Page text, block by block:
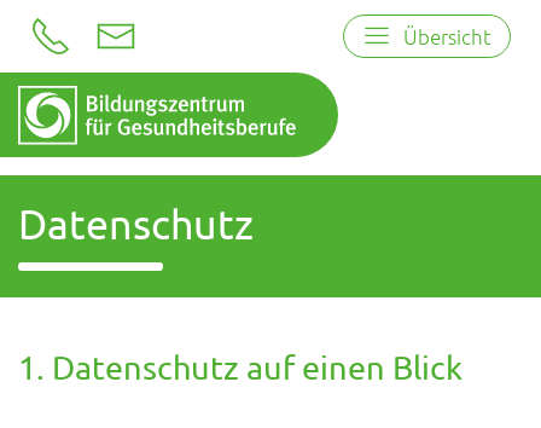
Übersicht
Datenschutz
1. Datenschutz auf einen Blick